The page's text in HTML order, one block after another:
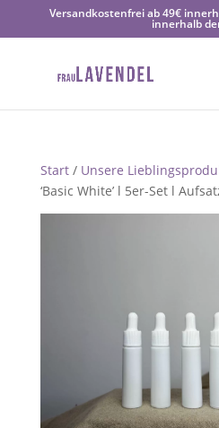
Versandkostenfrei ab 49€
innerhalb
Start/ Unsere
‘Basic White’ l 5er-Set l